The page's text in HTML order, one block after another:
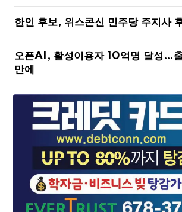
한인 후보, 위스콘신 민주당 주지사
오픈AI, 활성이용자 10억명 달성…
만에